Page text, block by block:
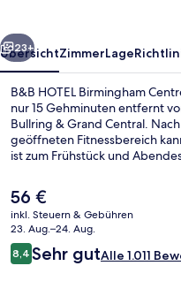
Weiter
23+
ÜbersichtZimmerLage
B&B HOTEL Birmingham
nur 15 Gehminuten entfernt
Bullring & Grand Central.
geöffneten Fitnessbereich
ist zum Frühstück und
das hilfsbereite Personal und
Verkehrsmittel sind nur einen
Straßenbahnhaltestelle Grand
Straßenbahnhaltestelle Town
Der
aktuelle
Preis
beträgt
56 €.
56 €
inkl. Steuern & Gebühren
23. Aug.–24. Aug.
Bewertungen
8,48,4 von 10.
Sehr gutAlle 1.011